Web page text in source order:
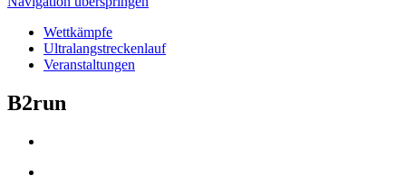
Wettkämpfe
Ultralangstreckenlauf
Veranstaltungen
B2run